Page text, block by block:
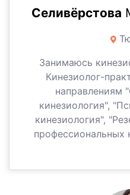
Селивёрстова
Занимаюсь
Кинезиолог-
направлениям
кинезиология",
кинезиология",
профессиональных